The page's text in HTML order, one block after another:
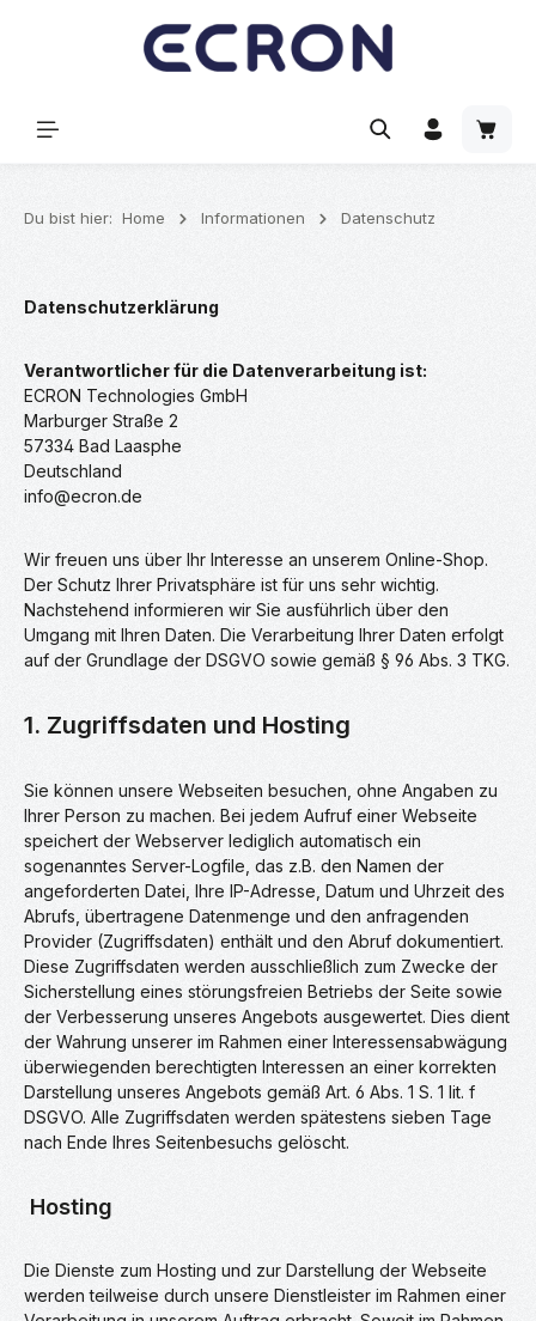
Du bist hier: Home Informationen Datenschutz
Datenschutzerklärung
Verantwortlicher für die Datenverarbeitung ist:
ECRON Technologies GmbH
Marburger Straße 2
57334 Bad Laasphe
Deutschland
info@ecron.de
Wir freuen uns über Ihr Interesse an unserem Online-Shop.
Der Schutz Ihrer Privatsphäre ist für uns sehr wichtig.
Nachstehend informieren wir Sie ausführlich über den
Umgang mit Ihren Daten. Die Verarbeitung Ihrer Daten erfolgt
auf der Grundlage der DSGVO sowie gemäß § 96 Abs. 3 TKG.
1. Zugriffsdaten und Hosting
Sie können unsere Webseiten besuchen, ohne Angaben zu
Ihrer Person zu machen. Bei jedem Aufruf einer Webseite
speichert der Webserver lediglich automatisch ein
sogenanntes Server-Logfile, das z.B. den Namen der
angeforderten Datei, Ihre IP-Adresse, Datum und Uhrzeit des
Abrufs, übertragene Datenmenge und den anfragenden
Provider (Zugriffsdaten) enthält und den Abruf dokumentiert.
Diese Zugriffsdaten werden ausschließlich zum Zwecke der
Sicherstellung eines störungsfreien Betriebs der Seite sowie
der Verbesserung unseres Angebots ausgewertet. Dies dient
der Wahrung unserer im Rahmen einer Interessensabwägung
überwiegenden berechtigten Interessen an einer korrekten
Darstellung unseres Angebots gemäß Art. 6 Abs. 1 S. 1 lit. f
DSGVO. Alle Zugriffsdaten werden spätestens sieben Tage
nach Ende Ihres Seitenbesuchs gelöscht.
Hosting
Die Dienste zum Hosting und zur Darstellung der Webseite
werden teilweise durch unsere Dienstleister im Rahmen einer